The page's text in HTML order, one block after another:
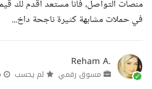
منصات التواصل، فأنا مستعد أقدم لك
في حملات مشابهة كثيرة ناجحة داخ...
Reham A.
مسوق رقمي لم يحسب